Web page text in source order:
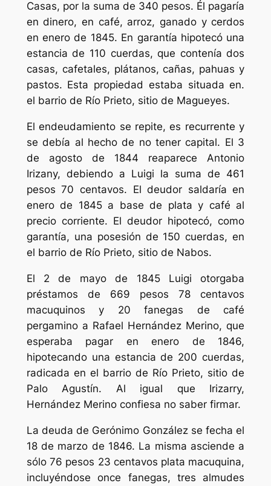
Casas, por la suma de 340 pesos. Él pagaría
en dinero, en café, arroz, ganado y cerdos
en enero de 1845. En garantía hipotecó una
estancia de 110 cuerdas, que contenía dos
casas, cafetales, plátanos, cañas, pahuas y
pastos. Esta propiedad estaba situada en.
el barrio de Río Prieto, sitio de Magueyes.
El endeudamiento se repite, es recurrente y
se debía al hecho de no tener capital. El 3
de agosto de 1844 reaparece Antonio
Irizany, debiendo a Luigi la suma de 461
pesos 70 centavos. El deudor saldaría en
enero de 1845 a base de plata y café al
precio corriente. El deudor hipotecó, como
garantía, una posesión de 150 cuerdas, en
el barrio de Río Prieto, sitio de Nabos.
El 2 de mayo de 1845 Luigi otorgaba
préstamos de 669 pesos 78 centavos
macuquinos y 20 fanegas de café
pergamino a Rafael Hernández Merino, que
esperaba pagar en enero de 1846,
hipotecando una estancia de 200 cuerdas,
radicada en el barrio de Río Prieto, sitio de
Palo Agustín. Al igual que Irizarry,
Hernández Merino confiesa no saber firmar.
La deuda de Gerónimo González se fecha el
18 de marzo de 1846. La misma asciende a
sólo 76 pesos 23 centavos plata macuquina,
incluyéndose once fanegas, tres almudes